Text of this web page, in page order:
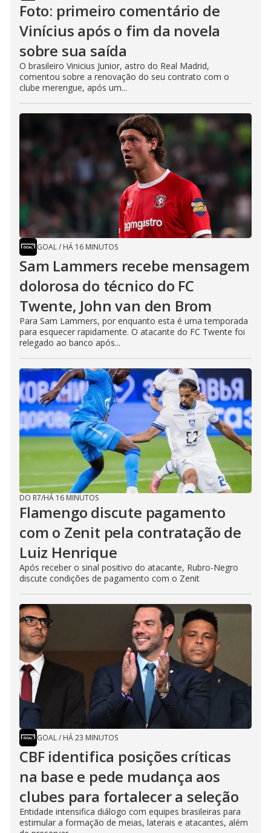
Foto: primeiro comentário de
Vinícius após o fim da novela
sobre sua saída
O brasileiro Vinicius Junior, astro do Real Madrid,
comentou sobre a renovação do seu contrato com o
clube merengue, após um...
GOAL/ HÁ 16 MINUTOS
Sam Lammers recebe mensagem
dolorosa do técnico do FC
Twente, John van den Brom
Para Sam Lammers, por enquanto esta é uma temporada
para esquecer rapidamente. O atacante do FC Twente foi
relegado ao banco após...
DO R7/HÁ 16 MINUTOS
Flamengo discute pagamento
com o Zenit pela contratação de
Luiz Henrique
Após receber o sinal positivo do atacante, Rubro-Negro
discute condições de pagamento com o Zenit
GOAL/ HÁ 23 MINUTOS
CBF identifica posições críticas
na base e pede mudança aos
clubes para fortalecer a seleção
Entidade intensifica diálogo com equipes brasileiras para
estimular a formação de meias, laterais e atacantes, além